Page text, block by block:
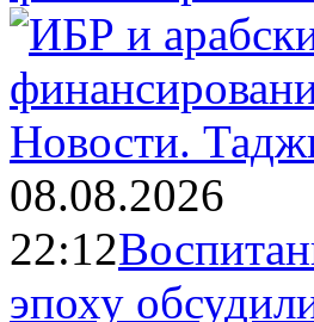
Новости.
08.08.2026
22:12
эпоху